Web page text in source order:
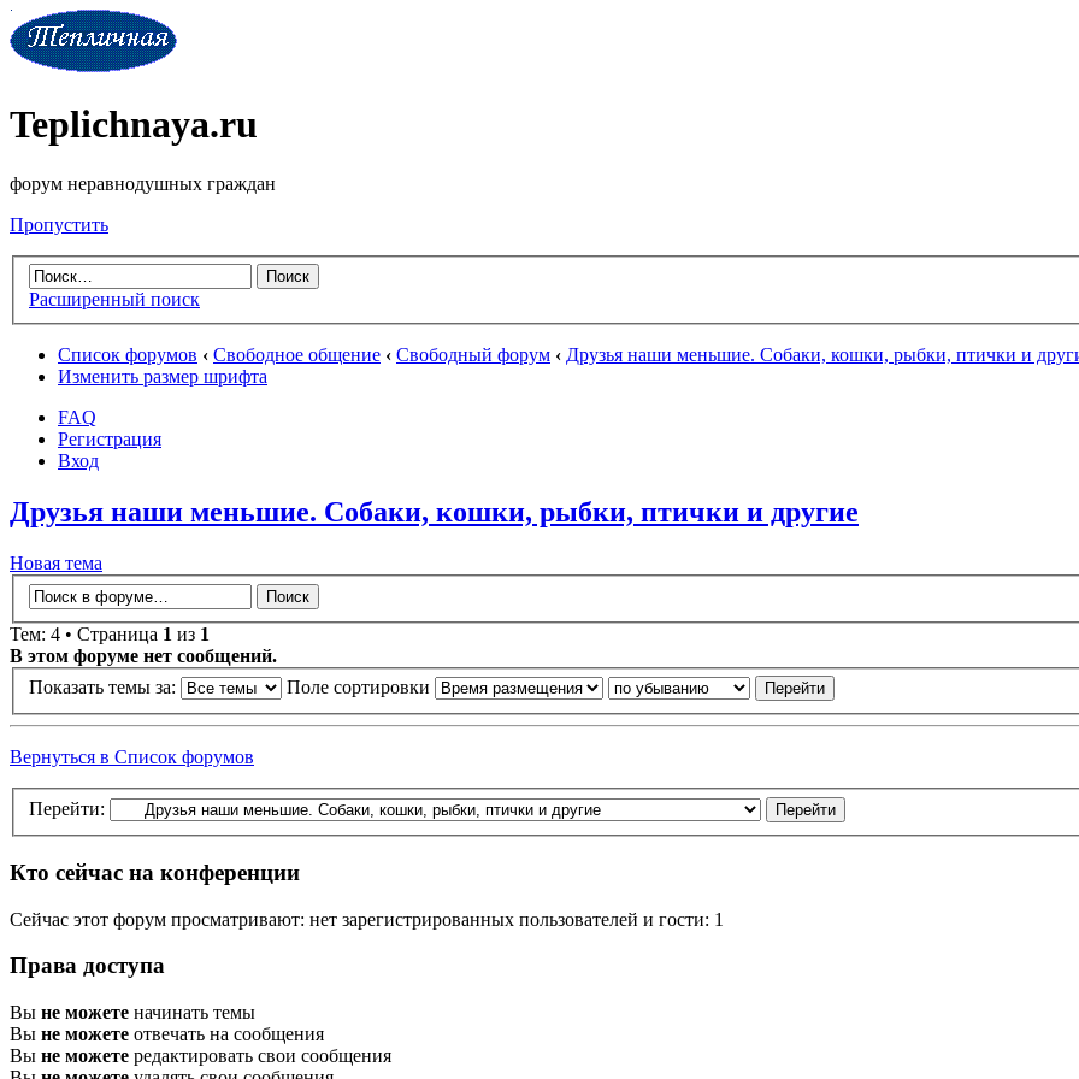
Teplichnaya.ru
форум неравнодушных граждан
Пропустить
Расширенный поиск
Список форумов ‹ Свободное общение ‹ Свободный форум ‹ Друзья наши меньшие. Собаки, кошки, рыбки, птички и
Изменить размер шрифта
FAQ
Регистрация
Вход
Друзья наши меньшие. Собаки, кошки, рыбки, птички и другие
Новая тема
Тем: 4 • Страница 1 из 1
В этом форуме нет сообщений.
Показать темы за:
Поле сортировки
Вернуться в Список форумов
Перейти:
Кто сейчас на конференции
Сейчас этот форум просматривают: нет зарегистрированных пользователей и гости: 1
Права доступа
Вы не можете начинать темы
Вы не можете отвечать на сообщения
Вы не можете редактировать свои сообщения